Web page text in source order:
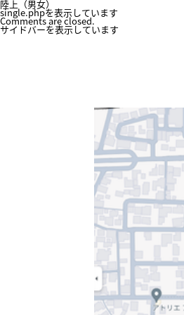
陸上（男女）
single.phpを表示しています
Comments are closed.
サイドバーを表示しています